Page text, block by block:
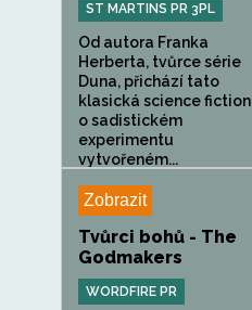
ST MARTINS PR 3PL
Od autora Franka
Herberta, tvůrce série
Duna, přichází tato
klasická science fiction
o sadistickém
experimentu
vytvořeném...
Zobrazit
Tvůrci bohů - The
Godmakers
WORDFIRE PR